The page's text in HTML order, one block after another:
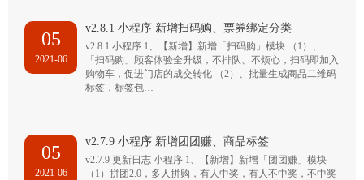
05
2021-06
v2.8.1 小程序 新增扫码购、票券绑定分类
v2.8.1 小程序 1、【新增】新增「扫码购」模块 （1）、
「扫码购」顾客体验全升级，不排队、不烦心，扫码即加入
购物车，促进门店的成交转化 （2）、批量生成商品二维码
标签，标签包…
05
2021-06
v2.7.9 小程序 新增团团赚、商品标签
v2.7.9 更新日志 小程序 1、【新增】新增「团团赚」模块
（1）拼团2.0，多人拼购，有人中奖，有人不中奖，不中奖